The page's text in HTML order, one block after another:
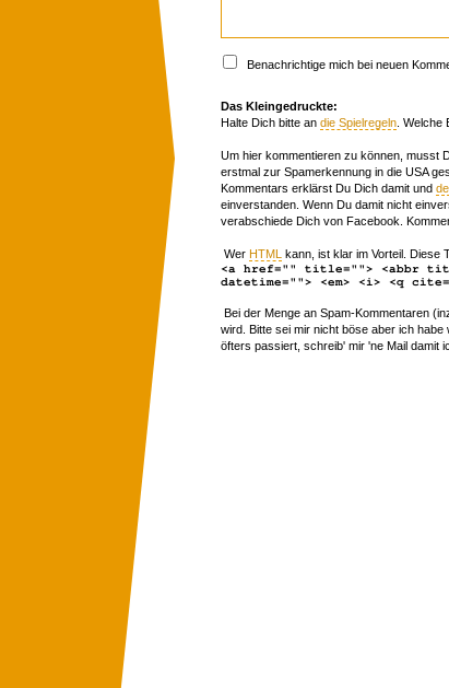
Benachrichtige mich bei neuen
Das Kleingedruckte:
Halte Dich bitte an die Spielregeln .
Um hier kommentieren zu können, musst
erstmal zur Spamerkennung in die USA
Kommentars erklärst Du Dich damit und
einverstanden. Wenn Du damit nicht
verabschiede Dich von Facebook.
Wer HTML kann, ist klar im Vorteil. Diese
<a href="" title=""> <abbr
datetime=""> <em> <i> <q
Bei der Menge an Spam-Kommentaren
wird. Bitte sei mir nicht böse aber ich
öfters passiert, schreib' mir 'ne Mail damit